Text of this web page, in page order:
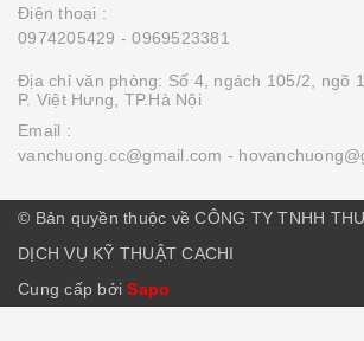
Điện thoại :
0974205429 - 0969523381
Địa chỉ văn phòng: Số 4, ngách 105/2, ngõ
P. Việt Hưng, TP.Hà Nội
Email :
vanchuong.cc@gmail.com -
© Bản quyền thuộc về CÔNG TY TNHH
DỊCH VỤ KỸ THUẬT CACHI
Cung cấp bởiSapo